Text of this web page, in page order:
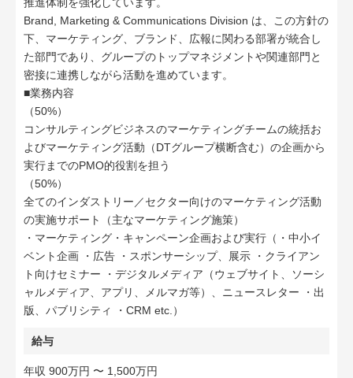
Brand, Marketing & Communications Division は、この方針の
下、マーケティング、ブランド、広報に関わる部署が統合し
た部門であり、グループのトップマネジメントや関連部門と
密接に連携しながら活動を進めています。
■業務内容
（50%）
コンサルティングビジネスのマーケティングチームの統括お
よびマーケティング活動（DTグループ横断含む）の企画から
実行までのPMO的役割を担う
（50%）
全てのインダストリー／セクター向けのマーケティング活動
の実施サポート（主なマーケティング施策）
・マーケティング・キャンペーン企画および実行（・中小イ
ベント企画 ・広告 ・スポンサーシップ、展示 ・クライアン
ト向けセミナー ・デジタルメディア（ウェブサイト、ソーシ
ャルメディア、アプリ、メルマガ等）、ニュースレター ・出
版、パブリシティ ・CRM etc.）
給与
年収 900万円 〜 1,500万円